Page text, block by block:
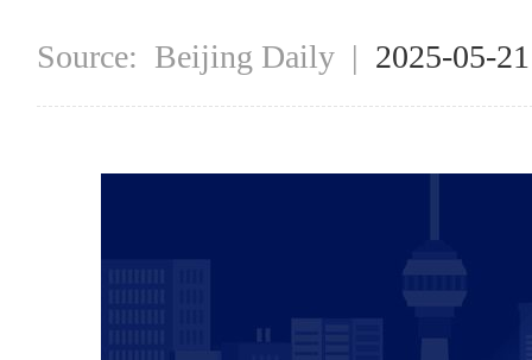
Source: Beijing Daily | 2025-05-